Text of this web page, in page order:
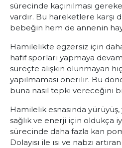
sürecinde kaçınılması
vardır. Bu hareketlere karşı
bebeğin hem de annenin
Hamilelikte egzersiz için
hafif sporları yapmaya
süreçte alışkın olunmayan
yapılmaması önerilir. Bu
buna nasıl tepki vereceğini
Hamilelik esnasında
sağlık ve enerji için oldukça
sürecinde daha fazla kan
Dolayısı ile ısı ve nabzı